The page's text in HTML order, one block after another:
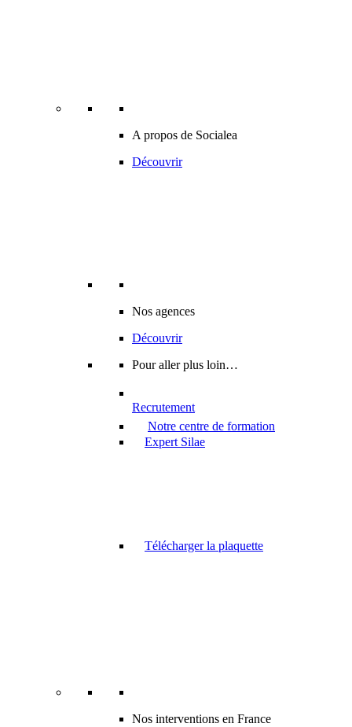
A propos de Socialea
Découvrir
Nos agences
Découvrir
Pour aller plus loin…
Recrutement
Notre centre de formation
Expert Silae
Télécharger la plaquette
Nos interventions en France